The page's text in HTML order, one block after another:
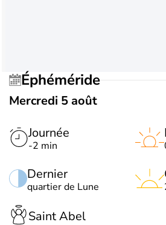
Éphéméride
Mercredi 5 août
Journée
-2 min
Dernier
quartier de Lune
Saint Abel